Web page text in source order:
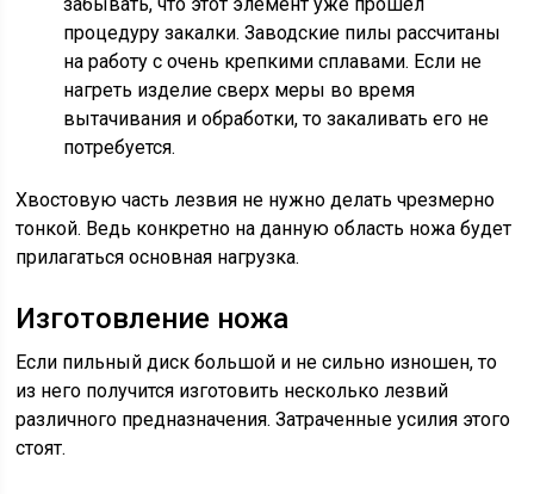
процедуру закалки. Заводские пилы рассчитаны
на работу с очень крепкими сплавами. Если не
нагреть изделие сверх меры во время
вытачивания и обработки, то закаливать его не
потребуется.
Хвостовую часть лезвия не нужно делать чрезмерно
тонкой. Ведь конкретно на данную область ножа будет
прилагаться основная нагрузка.
Изготовление ножа
Если пильный диск большой и не сильно изношен, то
из него получится изготовить несколько лезвий
различного предназначения. Затраченные усилия этого
стоят.